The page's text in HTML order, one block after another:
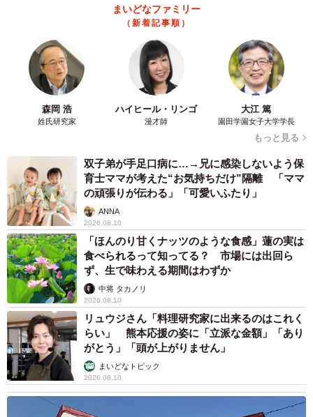
まいどなファミリー
（新着記事順）
森岡 浩
姓氏研究家
ハイヒール・リンゴ
漫才師
大江 篤
園田学園女子大学学長
もっと見る
双子弟が手足口病に…→兄に感染しないよう保
育士ママが考えた“お気持ちだけ”隔離 「ママ
の頑張りが伝わる」「可愛いふたり」
ANNA
2026.08.10
「ほんのり甘くナッツのような食感」蓮の実は
食べられるって知ってる？ 市場には出回ら
ず、生で味わえる期間はわずか
中将 タカノリ
2026.08.10
リュウジさん「料理研究家に出来るのはこれく
らい」 熊本応援の姿に「立派な金額」「あり
がとう」「頭が上がりません」
まいどなトピック
2026.08.10